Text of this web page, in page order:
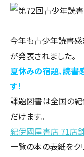
今年も青少年読書感
が発表されました。
夏休みの宿題、読書
す！
課題図書は全国の
だけます。
紀伊國屋書店 71店
一覧の本の表紙をク